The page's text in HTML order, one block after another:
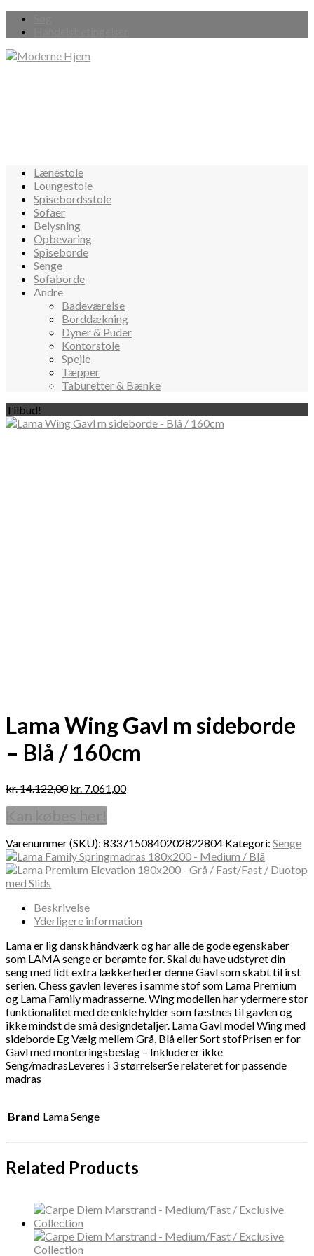
Lænestole
Loungestole
Spisebordsstole
Sofaer
Belysning
Opbevaring
Spiseborde
Senge
Sofaborde
Andre
Badeværelse
Borddækning
Dyner & Puder
Kontorstole
Spejle
Tæpper
Taburetter & Bænke
Tilbud!
Lama Wing Gavl m sideborde
– Blå / 160cm
kr.14.122,00 kr. 7.061,00
Varenummer (SKU): 8337150840202822804 Kategori: Senge
Beskrivelse
Yderligere information
Lama er lig dansk håndværk og har alle de gode egenskaber
som LAMA senge er berømte for. Skal du have udstyret din
seng med lidt extra lækkerhed er denne Gavl som skabt til irst
serien. Chess gavlen leveres i samme stof som Lama Premium
og Lama Family madrasserne. Wing modellen har ydermere stor
funktionalitet med de enkle hylder som fæstnes til gavlen og
ikke mindst de små designdetaljer. Lama Gavl model Wing med
sideborde Eg Vælg mellem Grå, Blå eller Sort stofPrisen er for
Gavl med monteringsbeslag – Inkluderer ikke
Seng/madrasLeveres i 3 størrelserSe relateret for passende
madras
Brand Lama Senge
Related Products